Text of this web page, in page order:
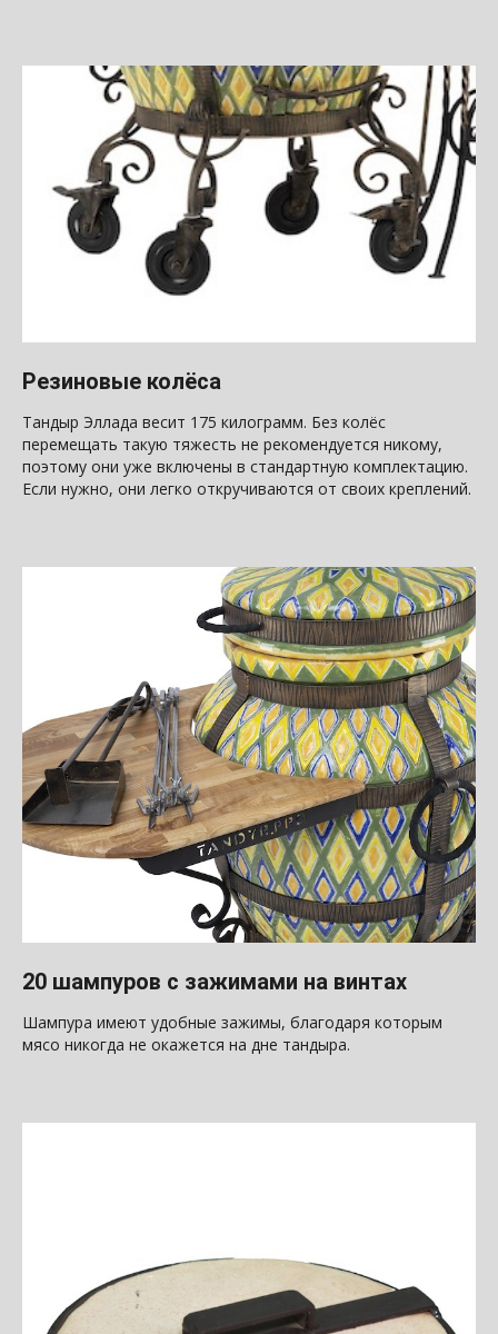
Резиновые колёса
Тандыр Эллада весит 175 килограмм. Без колёс
перемещать такую тяжесть не рекомендуется никому,
поэтому они уже включены в стандартную комплектацию.
Если нужно, они легко откручиваются от своих креплений.
20 шампуров с зажимами на винтах
Шампура имеют удобные зажимы, благодаря которым
мясо никогда не окажется на дне тандыра.